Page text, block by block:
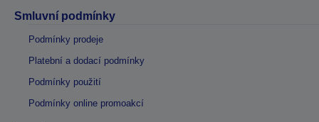
Smluvní podmínky
Podmínky prodeje
Platební a dodací podmínky
Podmínky použití
Podmínky online promoakcí